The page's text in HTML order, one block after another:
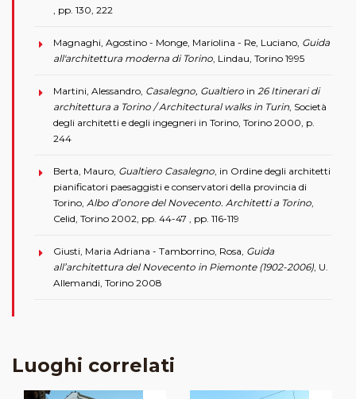
, pp. 130, 222
Magnaghi, Agostino - Monge, Mariolina - Re, Luciano, Guida
all'architettura moderna di Torino, Lindau, Torino 1995
Martini, Alessandro, Casalegno, Gualtiero in 26 Itinerari di
architettura a Torino / Architectural walks in Turin, Società
degli architetti e degli ingegneri in Torino, Torino 2000, p.
244
Berta, Mauro, Gualtiero Casalegno, in Ordine degli architetti
pianificatori paesaggisti e conservatori della provincia di
Torino, Albo d’onore del Novecento. Architetti a Torino,
Celid, Torino 2002, pp. 44-47 , pp. 116-119
Giusti, Maria Adriana - Tamborrino, Rosa, Guida
all’architettura del Novecento in Piemonte (1902-2006), U.
Allemandi, Torino 2008
Luoghi correlati